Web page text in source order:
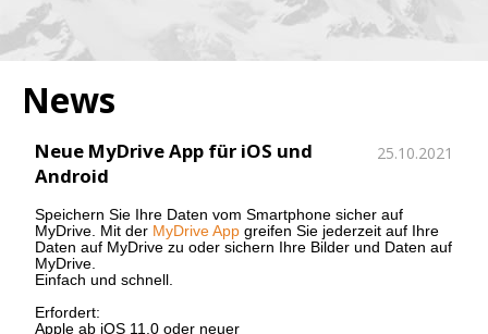
News
Neue MyDrive App für iOS und
Android
25.10.2021
Speichern Sie Ihre Daten vom Smartphone sicher auf
MyDrive. Mit der MyDrive App greifen Sie jederzeit auf Ihre
Daten auf MyDrive zu oder sichern Ihre Bilder und Daten auf
MyDrive.
Einfach und schnell.
Erfordert:
Apple ab iOS 11.0 oder neuer